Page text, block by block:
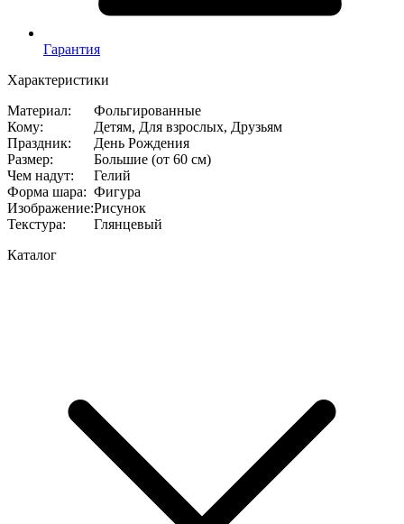
Гарантия
Характеристики
Материал:
Фольгированные
Кому:
Детям, Для взрослых, Друзьям
Праздник:
День Рождения
Размер:
Большие (от 60 см)
Чем надут:
Гелий
Форма шара: Фигура
Изображение:Рисунок
Текстура:
Глянцевый
Каталог